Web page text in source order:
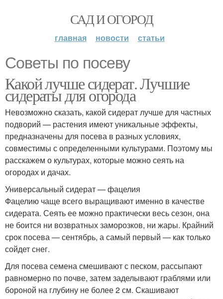
САД И ОГОРОД
главная новости статьи
Советы по посеву
Какой лучше сидерат. Лучшие
сидераты для огорода
Невозможно сказать, какой сидерат лучше для частных
подворий — растения имеют уникальные эффекты,
предназначены для посева в разных условиях,
совместимы с определенными культурами. Поэтому мы
расскажем о культурах, которые можно сеять на
огородах и дачах.
Универсальный сидерат — фацелия
Фацелию чаще всего выращивают именно в качестве
сидерата. Сеять ее можно практически весь сезон, она
не боится ни возвратных заморозков, ни жары. Крайний
срок посева — сентябрь, а самый первый — как только
сойдет снег.
Для посева семена смешивают с песком, рассыпают
равномерно по почве, затем заделывают граблями или
бороной на глубину не более 2 см. Скашивают